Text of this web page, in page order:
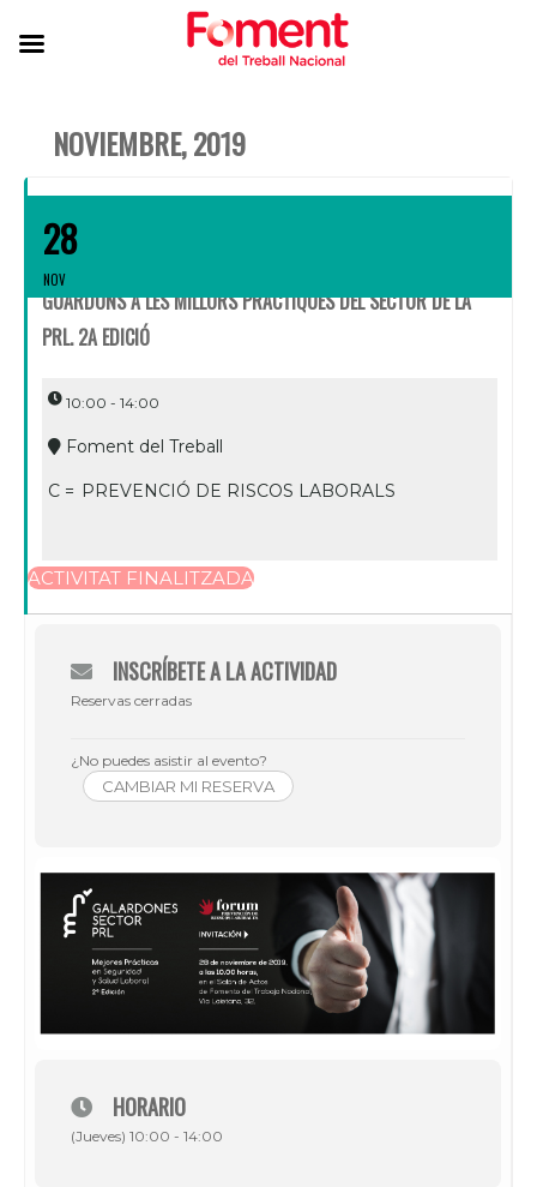
NOVIEMBRE, 2019
28
NOV
GUARDONS A LES MILLORS PRÀCTIQUES DEL SECTOR DE LA
PRL. 2A EDICIÓ
10:00 - 14:00
Foment del Treball
C = PREVENCIÓ DE RISCOS LABORALS
ACTIVITAT FINALITZADA
INSCRÍBETE A LA ACTIVIDAD
Reservas cerradas
¿No puedes asistir al evento?
CAMBIAR MI RESERVA
HORARIO
(Jueves) 10:00 - 14:00